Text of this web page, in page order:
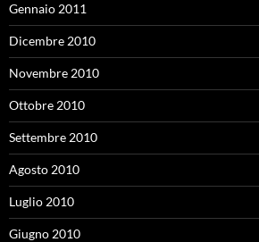
Gennaio 2011
Dicembre 2010
Novembre 2010
Ottobre 2010
Settembre 2010
Agosto 2010
Luglio 2010
Giugno 2010